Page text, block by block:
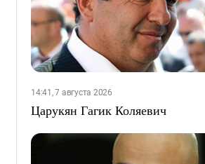
14:41, 7 августа 2026
Царукян Гагик Коляевич